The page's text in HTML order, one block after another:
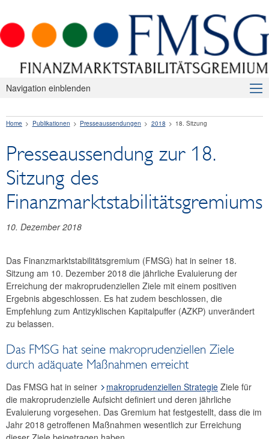
Navigation einblenden
Makroprudenzielle Aufsicht
Publikationen
Presseaussendungen
2026
2025
2023
2022
2021
2020
2018
18. Sitzung
Home Publikationen Presseaussendungen 2018 18. Sitzung
Presseaussendung zur 18.
Sitzung des
Finanzmarktstabilitätsgremiums
10. Dezember 2018
Das Finanzmarktstabilitätsgremium (FMSG) hat in seiner 18.
Sitzung am 10. Dezember 2018 die jährliche Evaluierung der
Erreichung der makroprudenziellen Ziele mit einem positiven
Ergebnis abgeschlossen. Es hat zudem beschlossen, die
Empfehlung zum Antizyklischen Kapitalpuffer (AZKP) unverändert
zu belassen.
Das FMSG hat seine makroprudenziellen Ziele
durch adäquate Maßnahmen erreicht
Das FMSG hat in seiner makroprudenziellen Strategie Ziele für
die makroprudenzielle Aufsicht definiert und deren jährliche
Evaluierung vorgesehen. Das Gremium hat festgestellt, dass die im
Jahr 2018 getroffenen Maßnahmen wesentlich zur Erreichung